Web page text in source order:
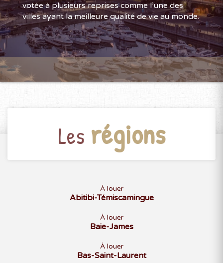
votée à plusieurs reprises comme l’une des
villes ayant la meilleure qualité de vie au monde.
Les régions
À louer
Abitibi-Témiscamingue
À louer
Baie-James
À louer
Bas-Saint-Laurent